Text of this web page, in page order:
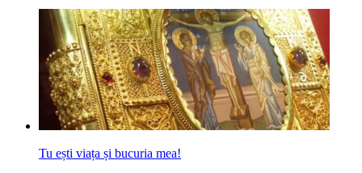
Tu ești viața și bucuria mea!